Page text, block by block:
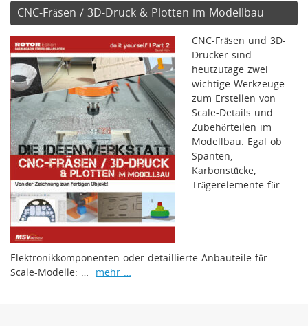
CNC-Fräsen / 3D-Druck & Plotten im Modellbau
CNC-Fräsen und 3D-
Drucker sind
heutzutage zwei
wichtige Werkzeuge
zum Erstellen von
Scale-Details und
Zubehörteilen im
Modellbau. Egal ob
Spanten,
Karbonstücke,
Trägerelemente für
Elektronikkomponenten oder detaillierte Anbauteile für
Scale-Modelle: … mehr …